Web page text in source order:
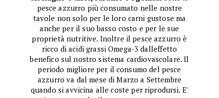
pesce azzurro più consumato nelle nostre
tavole non solo per le loro carni gustose ma
anche per il suo basso costo e per le sue
proprietà nutritive. Inoltre il pesce azzurro è
ricco di acidi grassi Omega-3 dalleffetto
benefico sul nostro sistema cardiovascolare. Il
periodo migliore per il consumo del pesce
azzurro va dal mese di Marzo a Settembre
quando si avvicina alle coste per riprodursi. E'